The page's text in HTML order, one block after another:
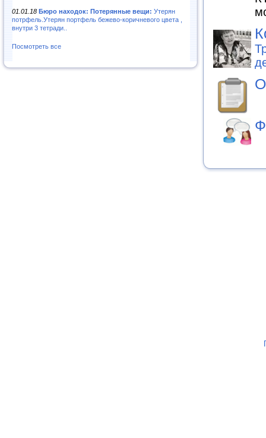
01.01.18 Бюро находок: Потерянные вещи: Утерян
потрфель.Утерян портфель бежево-коричневого цвета ,
внутри 3 тетради..
Посмотреть все